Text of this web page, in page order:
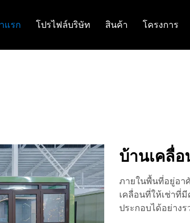
แรก โปรไฟล์บริษัท สินค้า โครงการ
บ้านเคลื่
ภายในพื้นที่อยู่อา
เคลื่อนที่ให้เช่าที่
ประกอบได้อย่าง